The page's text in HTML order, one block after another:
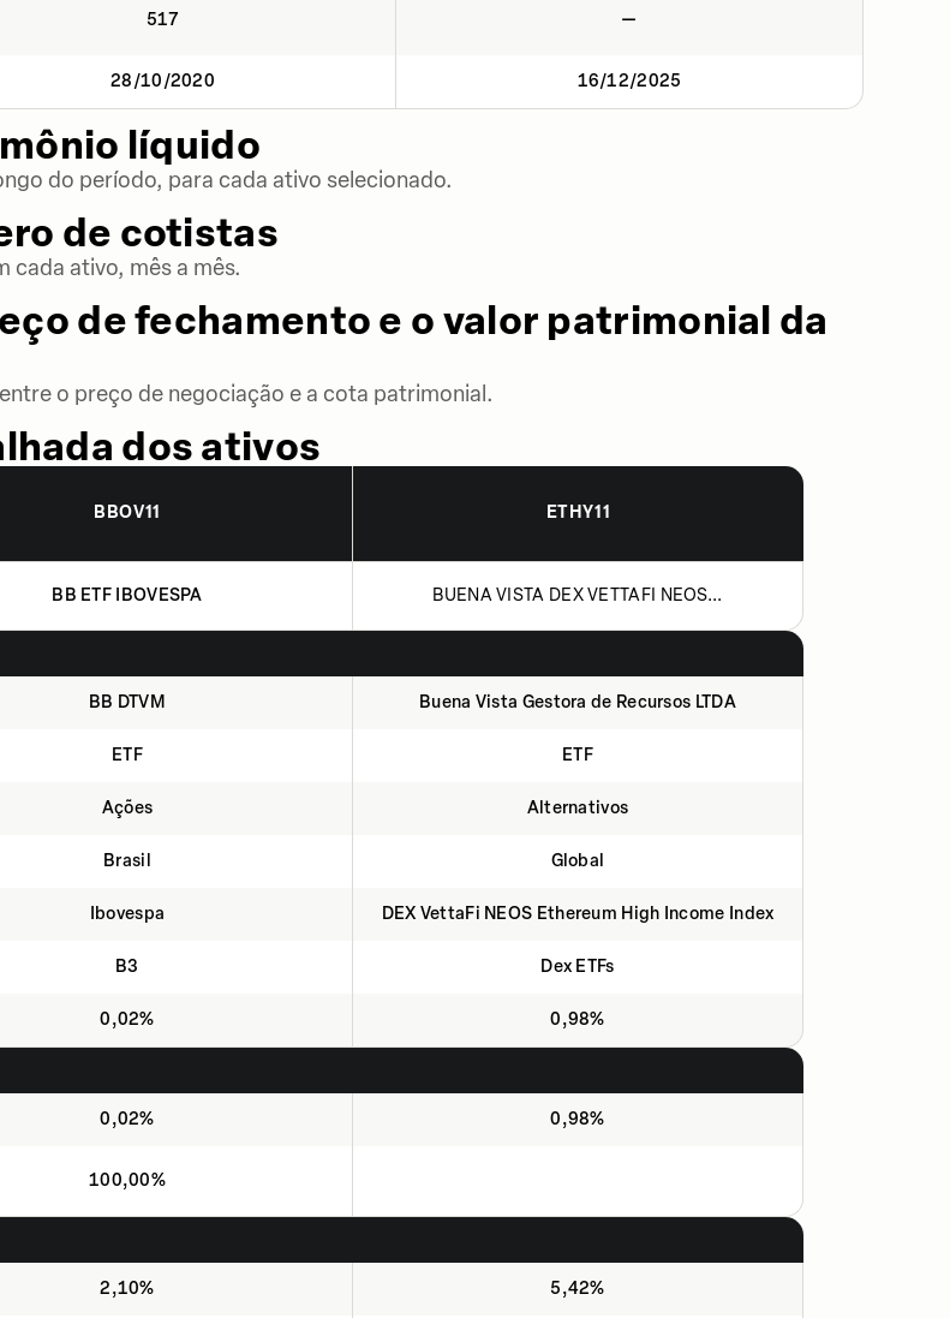
517 —
28/10/2020
16/12/2025
líquido
do período, para cada ativo selecionado.
de cotistas
cada ativo, mês a mês.
de fechamento e o valor patrimonial da
o preço de negociação e a cota patrimonial.
dos ativos
BBOV11 ETHY11
BB ETF IBOVESPA BUENA VISTA DEX VETTAFI NEOS...
BB DTVM Buena Vista Gestora de Recursos LTDA
ETF ETF
Ações Alternativos
Brasil Global
Ibovespa DEX VettaFi NEOS Ethereum High Income Index
B3 Dex ETFs
0,02% 0,98%
0,02% 0,98%
100,00%
2,10% 5,42%